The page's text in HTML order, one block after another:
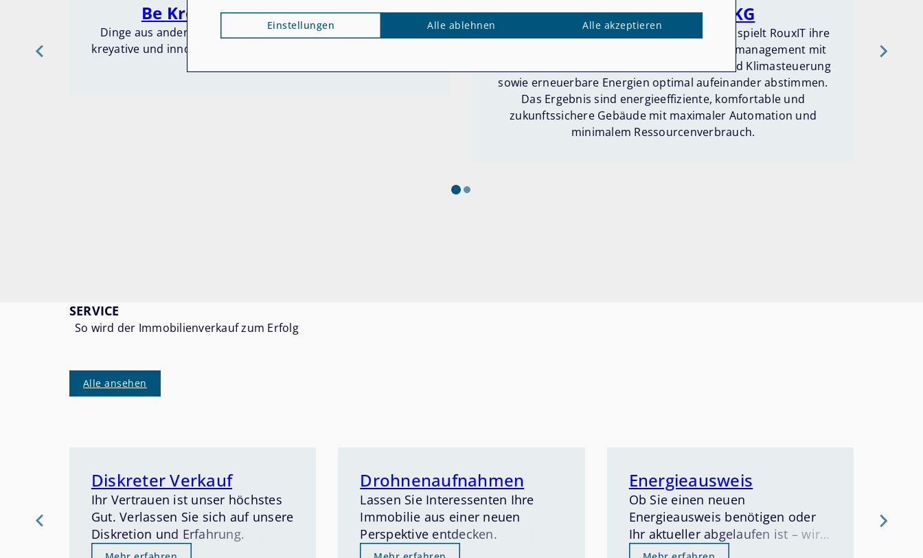
Be Kreyativ - macht sichtbar
Dinge aus anderen Perspektiven betrachten. Ihr Partner für
kreyative und innovative Ideen in den Bereichen Bild / Luftbild /
RouxIT GmbH & Co.KG
Besonders im Bereich nachhaltiger Gebäude spielt RouxIT ihre
IT-Expertise aus: Durch intelligentes Energiemanagement mit
Loxone lassen sich Stromverbrauch, Heiz- und Klimasteuerung
sowie erneuerbare Energien optimal aufeinander abstimmen.
Das Ergebnis sind energieeffiziente, komfortable und
zukunftssichere Gebäude mit maximaler Automation und
minimalem Ressourcenverbrauch.
SERVICE
So wird der Immobilienverkauf zum Erfolg
Alle ansehen
Diskreter Verkauf
Ihr Vertrauen ist unser höchstes
Gut. Verlassen Sie sich auf unsere
Diskretion und Erfahrung.
Drohnenaufnahmen
Lassen Sie Interessenten Ihre
Immobilie aus einer neuen
Perspektive entdecken.
Energieausweis
Ob Sie einen neuen
Energieausweis benötigen oder
Ihr aktueller abgelaufen ist – wir
kümmern uns um alle Details.
Einstellungen Alle ablehnen Alle akzeptieren